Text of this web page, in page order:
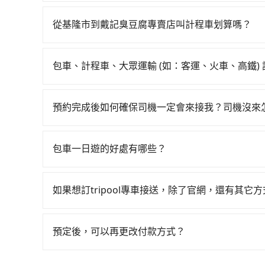
鐘出站、等待車站前排班的計程車，搭上小黃後
元車資，而且更會額外浪費75分鐘在轉乘與等車
該適合你。註冊完iRent的app後，可以每小時
如Toyota Yaris、Prius C、Vios這類乘坐體驗較
未歸還，又或者要還車時卻偏偏找不到停車位，
從基隆市到戴記臭豆腐專賣店叫計程車划算嗎？
慮打電話至附近的計程車隊，如聯興計程車、裕
包車、計程車、大眾運輸 (如：客運、火車、高鐵)
程車最貴，而大眾運輸通常較便宜。 行程：需多
可選用大眾運輸。 便利性：需要便利性和方便性
預約完成後如何確保司機一定會來接我？司機沒來
提供司機的姓名、電話、車牌、車型等資訊，如
包車一日遊的好處有哪些？
驗當地文化和風土人情，此外，包車還可以省去
如果想訂tripool專車接送，除了官網，還有其它方
預定。(ios系統近期即將上線，敬請期待！)
預定後，可以再更改付款方式？